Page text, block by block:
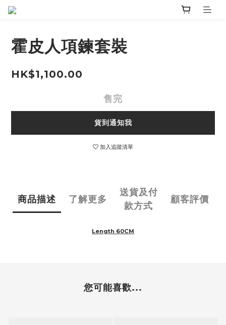
霍皮人項鍊套裝
HK$1,100.00
售完
貨到通知我
加入追蹤清單
商品描述 了解更多
送貨及付
款方式
顧客評價
Length 60CM
您可能喜歡...